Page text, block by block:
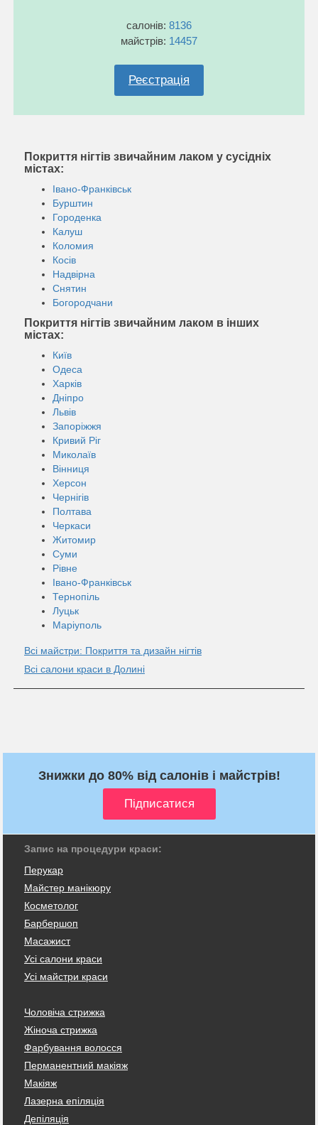
салонів: 8136
майстрів: 14457
Реєстрація
Покриття нігтів звичайним лаком у сусідніх
містах:
Івано-Франківськ
Бурштин
Городенка
Калуш
Коломия
Косів
Надвірна
Снятин
Богородчани
Покриття нігтів звичайним лаком в інших
містах:
Київ
Одеса
Харків
Дніпро
Львів
Запоріжжя
Кривий Ріг
Миколаїв
Вінниця
Херсон
Чернігів
Полтава
Черкаси
Житомир
Суми
Рівне
Івано-Франківськ
Тернопіль
Луцьк
Маріуполь
Всі майстри: Покриття та дизайн нігтів
Всі салони краси в Долині
Знижки до 80% від салонів і майстрів!
Запис на процедури краси:
Перукар
Майстер манікюру
Косметолог
Барбершоп
Масажист
Усі салони краси
Усі майстри краси
Чоловіча стрижка
Жіноча стрижка
Фарбування волосся
Перманентний макіяж
Макіяж
Лазерна епіляція
Депіляція